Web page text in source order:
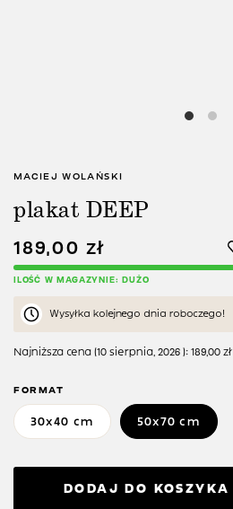
MACIEJ WOLAŃSKI
plakat DEEP
189,00 zł
ILOŚĆ W MAGAZYNIE: DUŻO
Wysyłka kolejnego dnia roboczego!
Najniższa cena (10 sierpnia, 2026 ): 189,00 zł
FORMAT
30x40 cm 50x70 cm
DODAJ DO KOSZYKA